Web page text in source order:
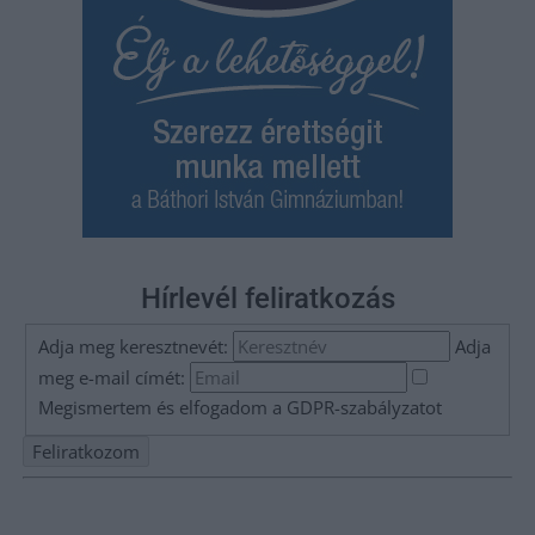
Hírlevél feliratkozás
Adja meg keresztnevét:
Adja
meg e-mail címét:
Megismertem és elfogadom a GDPR-szabályzatot